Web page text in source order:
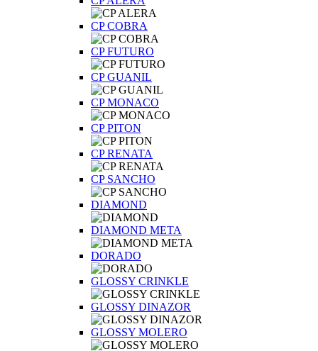
CP COBRA
CP FUTURO
CP GUANIL
CP MONACO
CP PITON
CP RENATA
CP SANCHO
DIAMOND
DIAMOND META
DORADO
GLOSSY CRINKLE
GLOSSY DINAZOR
GLOSSY MOLERO